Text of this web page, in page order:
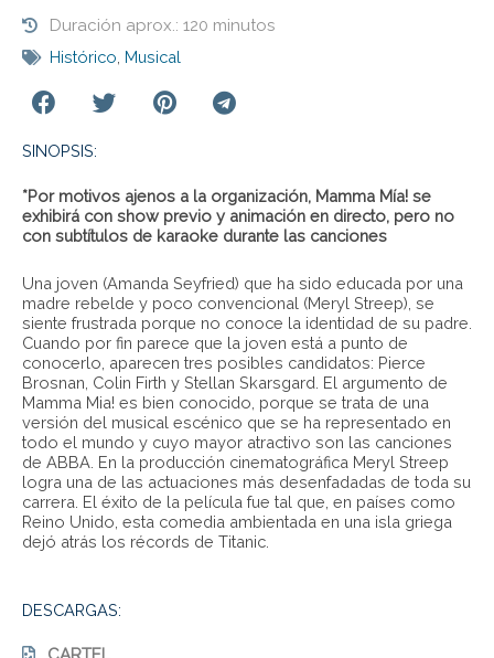
Duración aprox.: 120 minutos
Histórico Musical
SINOPSIS:
*Por motivos ajenos a la organización, Mamma Mía! se
exhibirá con show previo y animación en directo, pero no
con subtítulos de karaoke durante las canciones
Una joven (Amanda Seyfried) que ha sido educada por una
madre rebelde y poco convencional (Meryl Streep), se
siente frustrada porque no conoce la identidad de su padre.
Cuando por fin parece que la joven está a punto de
conocerlo, aparecen tres posibles candidatos: Pierce
Brosnan, Colin Firth y Stellan Skarsgard. El argumento de
Mamma Mia! es bien conocido, porque se trata de una
versión del musical escénico que se ha representado en
todo el mundo y cuyo mayor atractivo son las canciones
de ABBA. En la producción cinematográfica Meryl Streep
logra una de las actuaciones más desenfadadas de toda su
carrera. El éxito de la película fue tal que, en países como
Reino Unido, esta comedia ambientada en una isla griega
dejó atrás los récords de Titanic.
DESCARGAS: